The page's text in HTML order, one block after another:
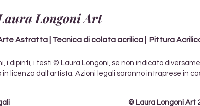
Longoni Art
Astratta | Tecnica di colata acrilica | Pittura
i dipinti, i testi © Laura Longoni, se non indicato
in licenza dall'artista. Azioni legali saranno intraprese in
© Laura Longoni Art